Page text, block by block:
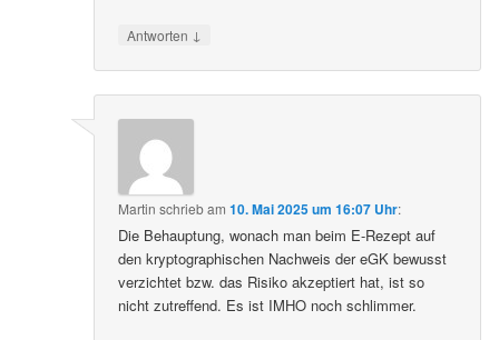
Antworten ↓
Martin schriebam10. Mai 2025 um 16:07 Uhr:
Die Behauptung, wonach man beim E-Rezept auf
den kryptographischen Nachweis der eGK bewusst
verzichtet bzw. das Risiko akzeptiert hat, ist so
nicht zutreffend. Es ist IMHO noch schlimmer.